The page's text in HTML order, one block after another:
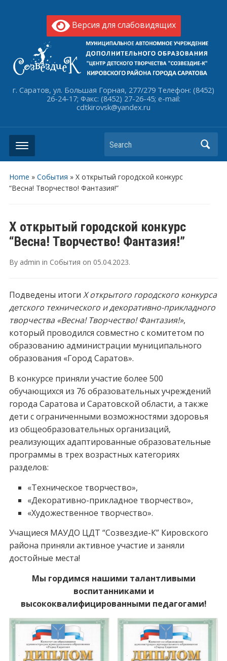
Версия для слабовидящих
г. Саратов, ул. Большая Горная, 277/279 Телефон: (8452)
26-24-17; Факс: (8452) 27-26-45; e-mail:
cdtkirovsk@yandex.ru
Search
Home » События » X открытый городской конкурс
“Весна! Творчество! Фантазия!”
X открытый городской конкурс
“Весна! Творчество! Фантазия!”
By admin in События on 05.04.2023.
Подведены итоги X открытого городского конкурса
детского технического и декоративно-прикладного
творчества «Весна! Творчество! Фантазия!»,
который проводился совместно с комитетом по
образованию администрации муниципального
образования «Город Саратов».
В конкурсе приняли участие более 500
обучающихся из 76 образовательных учреждений
города Саратова и Саратовской области, а также
дети с ограниченными возможностями здоровья
из общеобразовательных организаций,
реализующих адаптированные образовательные
программы в трех возрастных категориях
разделов:
«Техническое творчество»,
«Декоративно-прикладное творчество»,
«Художественное творчество».
Учащиеся МАУДО ЦДТ “Созвездие-К” Кировского
района приняли активное участие и заняли
достойные места!
Мы гордимся нашими талантливыми
воспитанниками и
высококвалифицированными педагогами!